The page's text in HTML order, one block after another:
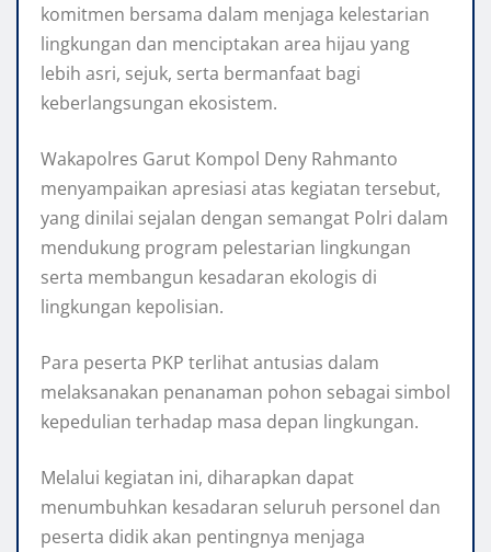
komitmen bersama dalam menjaga kelestarian
lingkungan dan menciptakan area hijau yang
lebih asri, sejuk, serta bermanfaat bagi
keberlangsungan ekosistem.
Wakapolres Garut Kompol Deny Rahmanto
menyampaikan apresiasi atas kegiatan tersebut,
yang dinilai sejalan dengan semangat Polri dalam
mendukung program pelestarian lingkungan
serta membangun kesadaran ekologis di
lingkungan kepolisian.
Para peserta PKP terlihat antusias dalam
melaksanakan penanaman pohon sebagai simbol
kepedulian terhadap masa depan lingkungan.
Melalui kegiatan ini, diharapkan dapat
menumbuhkan kesadaran seluruh personel dan
peserta didik akan pentingnya menjaga